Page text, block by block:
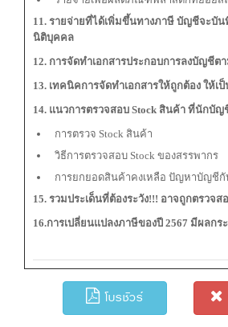
11. รายจ่ายที่ได้เพิ่มขึ้นทางภาษี บัญชีจะบัน
นิติบุคคล
12. การจัดทำเอกสารประกอบการลงบัญชี
13. เทคนิคการจัดทำเอกสารให้ถูกต้อง ให้เ
14. แนวการตรวจสอบ Stock สินค้า ที่นักบัญ
การตรวจ Stock สินค้า
วิธีการตรวจสอบ Stock ของสรรพากร
การยกยอดสินค้าคงเหลือ ปัญหาบัญชีกั
15. รวมประเด็นที่ต้องระวัง!!! อาจถูกตรวจ
16.การเปลี่ยนแปลงภาษีของปี 2567 มีผลก
โบรชัวร์